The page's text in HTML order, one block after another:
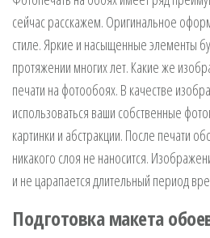
сейчас расскажем. Оригинальное
стиле. Яркие и насыщенные элементы
протяжении многих лет. Какие же
печати на фотообоях. В качестве
использоваться ваши собственные
картинки и абстракции. После печати
никакого слоя не наносится.
и не царапается длительный период
Подготовка макета